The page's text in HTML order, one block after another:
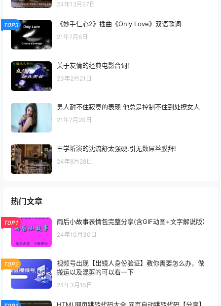
24年12月27日
TOP3 《妙手仁心2》插曲《Only Love》双语歌词
21年7月8日
关于友情的经典电影台词！
23年2月21日
男人耐不住寂寞的表现 他总是控制不住到处撩女人
21年7月20日
王学圻演的沈流舒太强硬,引无数屌丝膜拜!
24年8月28日
热门文章
TOP1 雨后小故事表情包完整分享(含GIF动图+文字解说版）
24年10月30日
TOP2
视频号出现【出镜人身份验证】教你需要怎么办，做
搬运以及混剪的可以看一下
24年3月15日